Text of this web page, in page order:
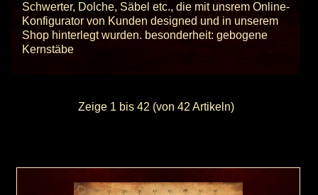
Schwerter, Dolche, Säbel etc., die mit unsrem Online-
Konfigurator von Kunden designed und in unserem
Shop hinterlegt wurden. besonderheit: gebogene
Kernstäbe
Zeige 1 bis 42 (von 42 Artikeln)